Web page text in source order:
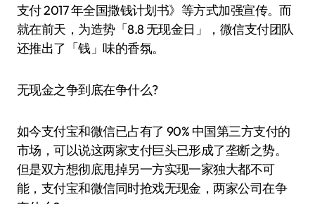
支付 2017 年全国撒钱计划书》等方式加强宣传。而
就在前天，为造势「8.8 无现金日」，微信支付团队
还推出了「钱」味的香氛。
无现金之争到底在争什么?
如今支付宝和微信已占有了 90% 中国第三方支付的
市场，可以说这两家支付巨头已形成了垄断之势。
但是双方想彻底甩掉另一方实现一家独大都不可
能，支付宝和微信同时抢戏无现金，两家公司在争